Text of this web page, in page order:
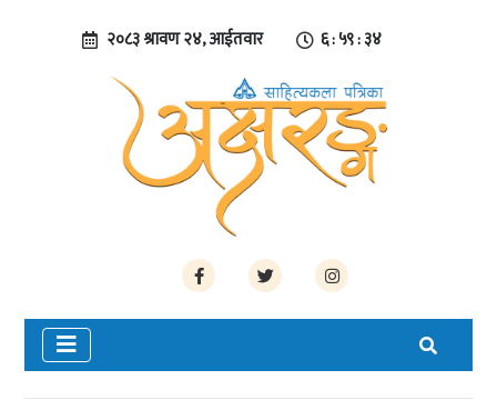
२०८३ श्रावण २४, आईतवार ६ : ५९ : ३४